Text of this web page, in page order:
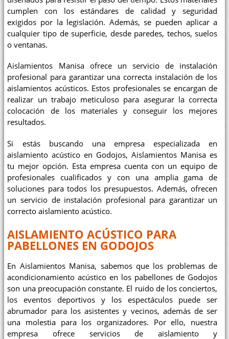
cumplen con los estándares de calidad y seguridad
exigidos por la legislación. Además, se pueden aplicar a
cualquier tipo de superficie, desde paredes, techos, suelos
o ventanas.
Aislamientos Manisa ofrece un servicio de instalación
profesional para garantizar una correcta instalación de los
aislamientos acústicos. Estos profesionales se encargan de
realizar un trabajo meticuloso para asegurar la correcta
colocación de los materiales y conseguir los mejores
resultados.
Si estás buscando una empresa especializada en
aislamiento acústico en Godojos, Aislamientos Manisa es
tu mejor opción. Esta empresa cuenta con un equipo de
profesionales cualificados y con una amplia gama de
soluciones para todos los presupuestos. Además, ofrecen
un servicio de instalación profesional para garantizar un
correcto aislamiento acústico.
AISLAMIENTO ACÚSTICO PARA
PABELLONES EN GODOJOS
En Aislamientos Manisa, sabemos que los problemas de
acondicionamiento acústico en los pabellones de Godojos
son una preocupación constante. El ruido de los conciertos,
los eventos deportivos y los espectáculos puede ser
abrumador para los asistentes y vecinos, además de ser
una molestia para los organizadores. Por ello, nuestra
empresa ofrece servicios de aislamiento y